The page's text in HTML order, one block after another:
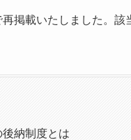
掲載いたしました。該
後納制度とは